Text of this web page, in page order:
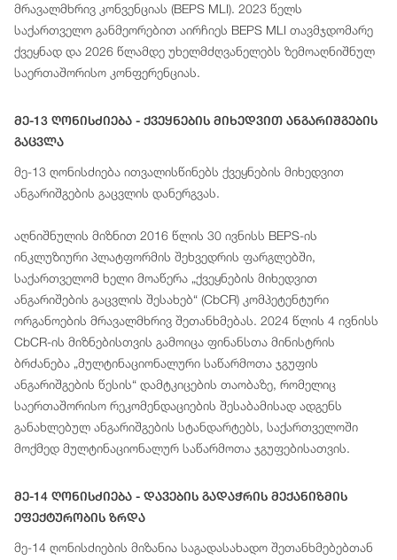
მრავალმხრივ კონვენციას (BEPS MLI). 2023 წელს
საქართველო განმეორებით აირჩიეს BEPS MLI თავმჯდომარე
ქვეყნად და 2026 წლამდე უხელმძღვანელებს ზემოაღნიშნულ
საერთაშორისო კონფერენციას.
Მე-13 Ღონისძიება - Ქვეყნების Მიხედვით Ანგარიშგების
Გაცვლა
მე-13 ღონისძიება ითვალისწინებს ქვეყნების მიხედვით
ანგარიშგების გაცვლის დანერგვას.
აღნიშნულის მიზნით 2016 წლის 30 ივნისს BEPS-ის
ინკლუზიური პლატფორმის შეხვედრის ფარგლებში,
საქართველომ ხელი მოაწერა „ქვეყნების მიხედვით
ანგარიშების გაცვლის შესახებ“ (CbCR) კომპეტენტური
ორგანოების მრავალმხრივ შეთანხმებას. 2024 წლის 4 ივნისს
CbCR-ის მიზნებისთვის გამოიცა ფინანსთა მინისტრის
ბრძანება „მულტინაციონალური საწარმოთა ჯგუფის
ანგარიშგების წესის“ დამტკიცების თაობაზე, რომელიც
საერთაშორისო რეკომენდაციების შესაბამისად ადგენს
განახლებულ ანგარიშგების სტანდარტებს, საქართველოში
მოქმედ მულტინაციონალურ საწარმოთა ჯგუფებისათვის.
Მე-14 Ღონისძიება - Დავების Გადაჭრის Მექანიზმის
Ეფექტურობის Ზრდა
მე-14 ღონისძიების მიზანია საგადასახადო შეთანხმებებთან